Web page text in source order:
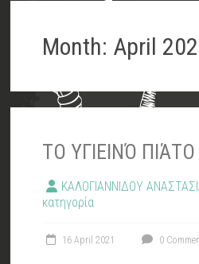
Month: April
ΤΟ ΥΓΙΕΙΝΌ ΠΙΆΤΟ
ΚΑΛΟΓΙΑΝΝΙΔΟΥ
κατηγορία
16 April 2021 0